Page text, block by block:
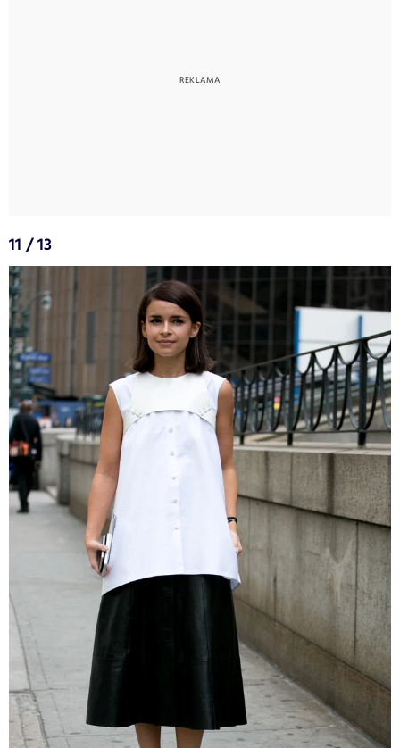
11 / 13